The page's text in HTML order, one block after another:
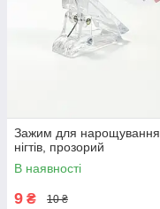
Зажим для нарощування
нігтів, прозорий
В наявності
9 ₴ 10 ₴